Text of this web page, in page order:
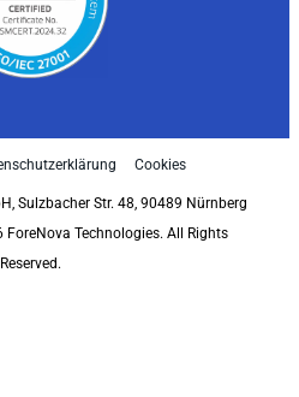
Cookies
Sulzbacher Str. 48, 90489 Nürnberg
Technologies. All Rights
Reserved.